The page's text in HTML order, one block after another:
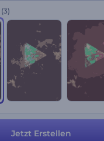
(3)
Jetzt Erstellen